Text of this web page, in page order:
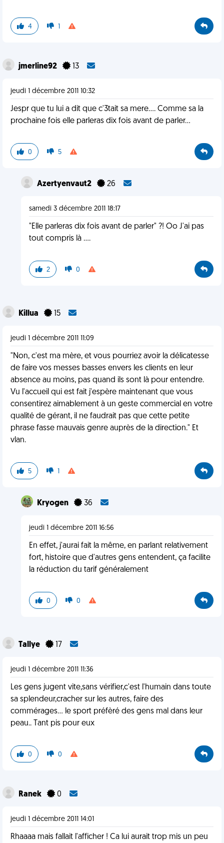
4 1
jmerline92 13
jeudi 1 décembre 2011 10:32
Jespr que tu lui a dit que c'3tait sa mere.... Comme sa la
prochaine fois elle parleras dix fois avant de parler...
0 5
Azertyenvaut2 26
samedi 3 décembre 2011 18:17
"Elle parleras dix fois avant de parler" ?! Oo J'ai pas
tout compris là ....
2 0
Killua 15
jeudi 1 décembre 2011 11:09
"Non, c'est ma mère, et vous pourriez avoir la délicatesse
de faire vos messes basses envers les clients en leur
absence au moins, pas quand ils sont là pour entendre.
Vu l'accueil qui est fait j'espère maintenant que vous
consentirez aimablement à un geste commercial en votre
qualité de gérant, il ne faudrait pas que cette petite
phrase fasse mauvais genre auprès de la direction." Et
vlan.
5 1
Kryogen 36
jeudi 1 décembre 2011 16:56
En effet, j'aurai fait la même, en parlant relativement
fort, histoire que d'autres gens entendent, ça facilite
la réduction du tarif généralement
0 0
Tallye 17
jeudi 1 décembre 2011 11:36
Les gens jugent vite,sans vérifier,c'est l'humain dans toute
sa splendeur,cracher sur les autres, faire des
commérages... le sport préfèré des gens mal dans leur
peau.. Tant pis pour eux
0 0
Ranek 0
jeudi 1 décembre 2011 14:01
Rhaaaa mais fallait l'afficher ! Ca lui aurait trop mis un peu